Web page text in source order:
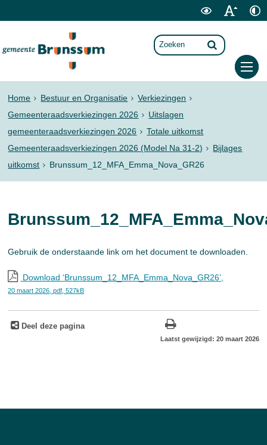
Home Bestuur en Organisatie
Verkiezingen
Gemeenteraadsverkiezingen 2026
Uitslagen
gemeenteraadsverkiezingen 2026
Totale uitkomst
Gemeenteraadsverkiezingen 2026 (Model Na 31-2)
Bijlages
uitkomst
Brunssum_12_MFA_Emma_Nova_GR26
Gebruik de onderstaande link om het document te downloaden.
Download ‘Brunssum_12_MFA_Emma_Nova_GR26’,
20 maart 2026,pdf , 527kB
Deel deze pagina
Laatst gewijzigd: 20 maart 2026